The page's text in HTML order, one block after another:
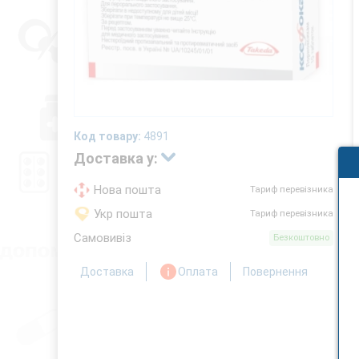
Код товару: 4891
Доставка у:
Нова пошта Тариф перевізника
Укр пошта Тариф перевізника
Самовивіз Безкоштовно
Доставка Оплата Повернення